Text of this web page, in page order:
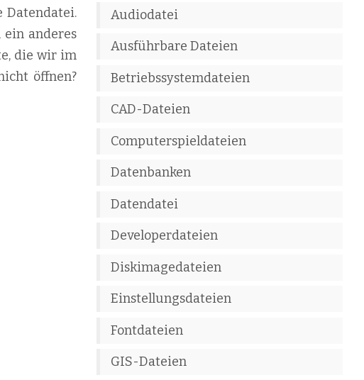
Datendatei.
anderes
die wir im
öffnen?
Audiodatei
Ausführbare Dateien
Betriebssystemdateien
CAD-Dateien
Computerspieldateien
Datenbanken
Datendatei
Developerdateien
Diskimagedateien
Einstellungsdateien
Fontdateien
GIS-Dateien